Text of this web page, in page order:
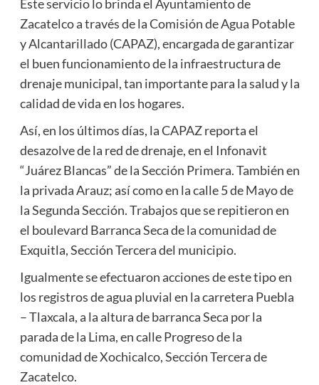
Este servicio lo brinda el Ayuntamiento de
Zacatelco a través de la Comisión de Agua Potable
y Alcantarillado (CAPAZ), encargada de garantizar
el buen funcionamiento de la infraestructura de
drenaje municipal, tan importante para la salud y la
calidad de vida en los hogares.
Así, en los últimos días, la CAPAZ reporta el
desazolve de la red de drenaje, en el Infonavit
“Juárez Blancas” de la Sección Primera. También en
la privada Arauz; así como en la calle 5 de Mayo de
la Segunda Sección. Trabajos que se repitieron en
el boulevard Barranca Seca de la comunidad de
Exquitla, Sección Tercera del municipio.
Igualmente se efectuaron acciones de este tipo en
los registros de agua pluvial en la carretera Puebla
– Tlaxcala, a la altura de barranca Seca por la
parada de la Lima, en calle Progreso de la
comunidad de Xochicalco, Sección Tercera de
Zacatelco.